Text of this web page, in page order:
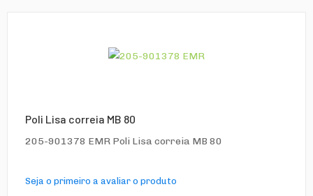
Poli Lisa correia MB 80
205-901378 EMR Poli Lisa correia MB 80
Seja o primeiro a avaliar o produto